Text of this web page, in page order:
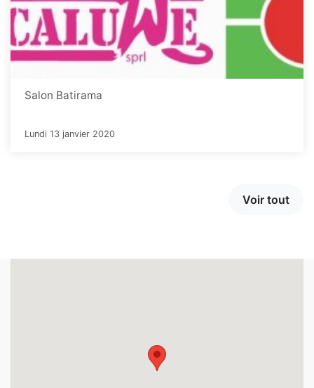
Salon Batirama
Lundi 13 janvier 2020
Voir tout